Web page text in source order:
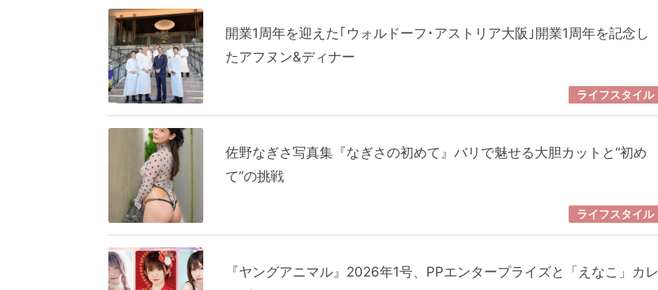
開業1周年を迎えた｢ウォルドーフ･アストリア大阪｣開業1周年を記念し
たアフヌン&ディナー
ライフスタイル
佐野なぎさ写真集『なぎさの初めて』バリで魅せる大胆カットと“初め
て”の挑戦
ライフスタイル
『ヤングアニマル』2026年1号、PPエンタープライズと「えなこ」カレ